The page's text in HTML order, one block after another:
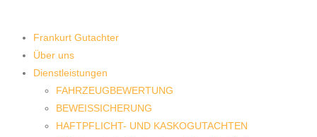
Frankurt Gutachter
Über uns
Dienstleistungen
FAHRZEUGBEWERTUNG
BEWEISSICHERUNG
HAFTPFLICHT- UND KASKOGUTACHTEN